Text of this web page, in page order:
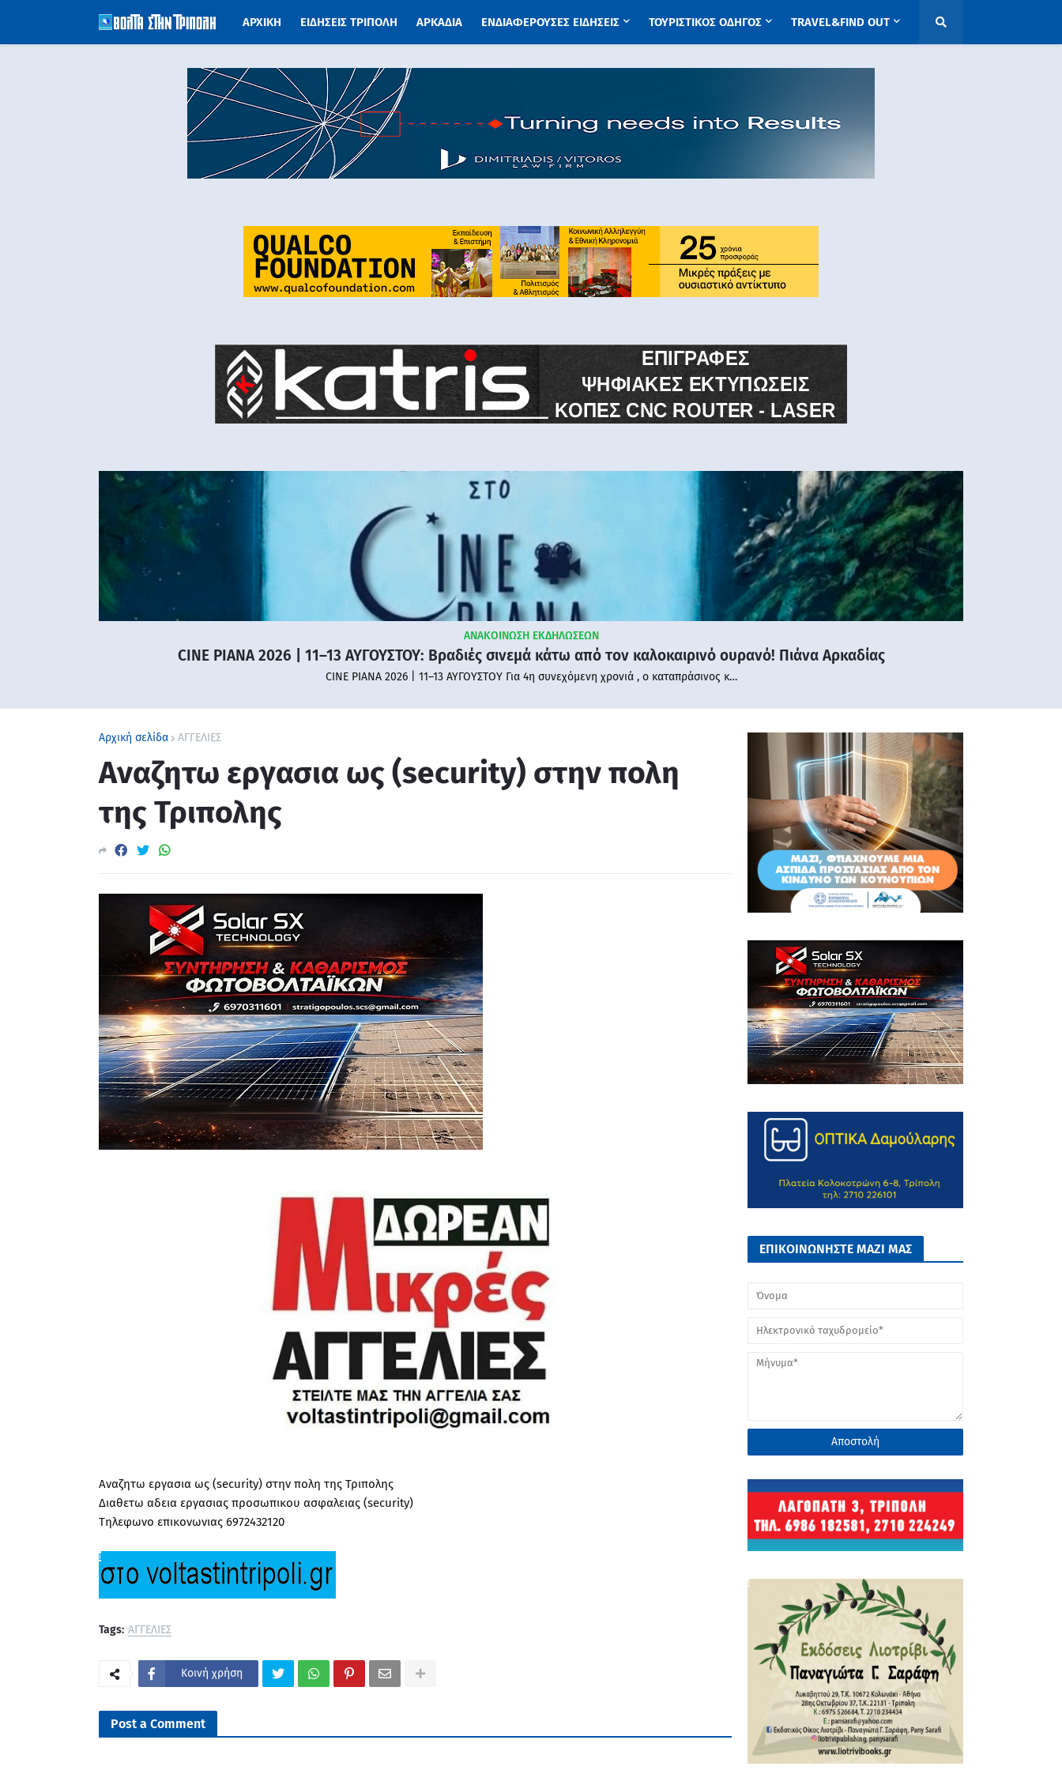
ΑΡΧΙΚΗ ΕΙΔΗΣΕΙΣ ΤΡΙΠΟΛΗ ΑΡΚΑΔΙΑ ΕΝΔΙΑΦΕΡΟΥΣΕΣ ΕΙΔΗΣΕΙΣ ΤΟΥΡΙΣΤΙΚΟΣ ΟΔΗΓΟΣ TRAVEL&FIND OUT
ΑΝΑΚΟΙΝΩΣΗ ΕΚΔΗΛΩΣΕΩΝ
CINE PIANA 2026 | 11–13 ΑΥΓΟΥΣΤΟΥ: Βραδιές σινεμά κάτω από τον καλοκαιρινό ουρανό! Πιάνα Αρκαδίας
CINE PIANA 2026 | 11–13 ΑΥΓΟΥΣΤΟΥ Για 4η συνεχόμενη χρονιά , ο καταπράσινος κ…
Αρχική σελίδα ΑΓΓΕΛΙΕΣ
Αναζητω εργασια ως (security) στην πολη
της Τριπολης
Αναζητω εργασια ως (security) στην πολη της Τριπολης
Διαθετω αδεια εργασιας προσωπικου ασφαλειας (security)
Τηλεφωνο επικονωνιας 6972432120
Tags: ΑΓΓΕΛΙΕΣ
Κοινή χρήση
Post a Comment
ΕΠΙΚΟΙΝΩΝΗΣΤΕ ΜΑΖΙ ΜΑΣ